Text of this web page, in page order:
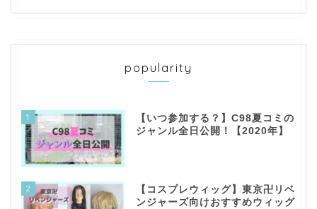
popularity
1
【いつ参加する？】C98夏コミの
ジャンル全日公開！【2020年】
2
【コスプレウィッグ】東京卍リベ
ンジャーズ向けおすすめウィッグ